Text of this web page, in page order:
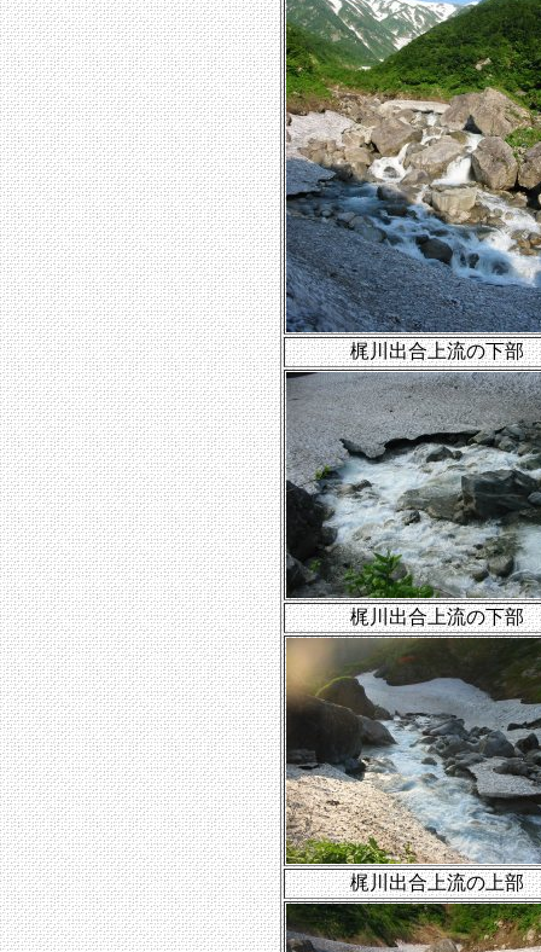
梶川出合上流の下部
梶川出合上流の下部
梶川出合上流の上部